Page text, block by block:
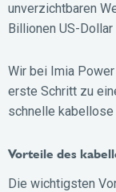
unverzichtbaren
Billionen US-
Wir bei Imia
erste Schritt zu
schnelle
Vorteile des
Die wichtigsten